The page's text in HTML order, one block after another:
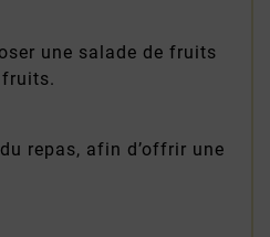
une salade de fruits
repas, afin d’offrir une